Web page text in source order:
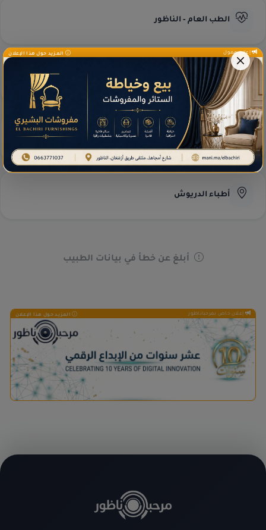
الطب العام - الناظور
طب العيون - الناظور
مختبرات التحاليل
أطباء الدريوش
أبلغ عن خطأ في بيانات الطبيب
إعلان خاص بمرحباناظور المزيد حول هذا الإعلان
إعلان ممول المزيد حول هذا الإعلان